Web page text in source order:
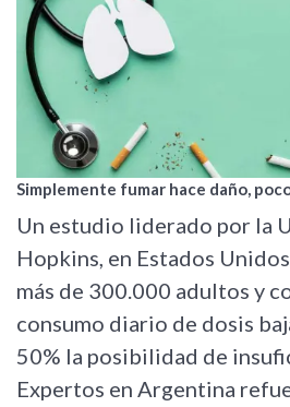
Simplemente fumar hace daño,
Un estudio liderado por la
Hopkins, en Estados
más de 300.000 adultos y
consumo diario de dosis
50% la posibilidad de
Expertos en Argentina